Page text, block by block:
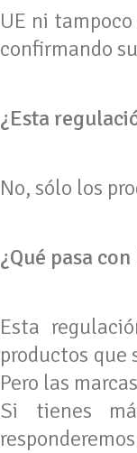
UE ni
confirmando
¿Esta
No, sólo los
¿Qué pasa
Esta
productos que
Pero las
Si tienes